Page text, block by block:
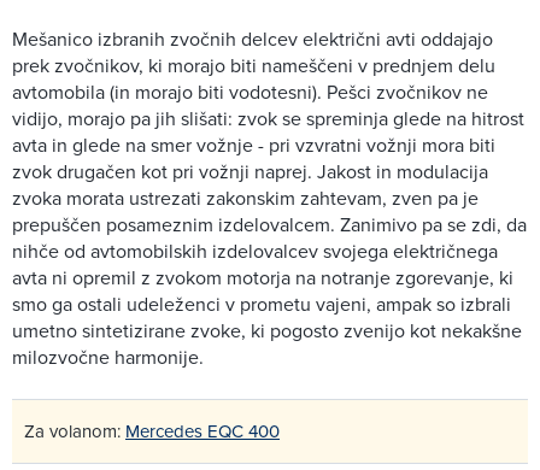
Mešanico izbranih zvočnih delcev električni avti oddajajo
prek zvočnikov, ki morajo biti nameščeni v prednjem delu
avtomobila (in morajo biti vodotesni). Pešci zvočnikov ne
vidijo, morajo pa jih slišati: zvok se spreminja glede na hitrost
avta in glede na smer vožnje - pri vzvratni vožnji mora biti
zvok drugačen kot pri vožnji naprej. Jakost in modulacija
zvoka morata ustrezati zakonskim zahtevam, zven pa je
prepuščen posameznim izdelovalcem. Zanimivo pa se zdi, da
nihče od avtomobilskih izdelovalcev svojega električnega
avta ni opremil z zvokom motorja na notranje zgorevanje, ki
smo ga ostali udeleženci v prometu vajeni, ampak so izbrali
umetno sintetizirane zvoke, ki pogosto zvenijo kot nekakšne
milozvočne harmonije.
Za volanom: Mercedes EQC 400